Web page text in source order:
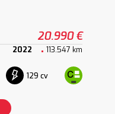
20.990 €
2022 113.547 km
129 cv